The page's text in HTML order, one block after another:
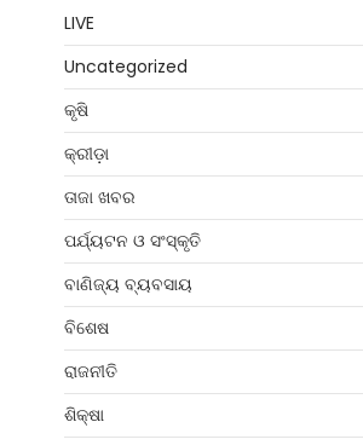
LIVE
Uncategorized
କୃଷି
କ୍ରୀଡ଼ା
ତାଜା ଖବର
ପର୍ଯ୍ୟଟନ ଓ ସଂସ୍କୃତି
ବାଣିଜ୍ୟ ବ୍ୟବସାୟ
ବିଶେଷ
ରାଜନୀତି
ଶିକ୍ଷା